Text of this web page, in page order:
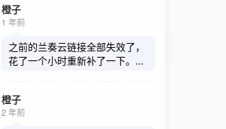
橙子
1 年前
之前的兰奏云链接全部失效了，
花了一个小时重新补了一下。...
橙子
2 年前